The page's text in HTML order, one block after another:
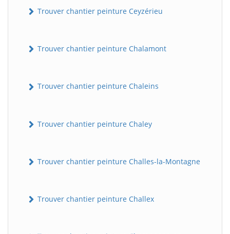
Trouver chantier peinture Ceyzérieu
Trouver chantier peinture Chalamont
Trouver chantier peinture Chaleins
Trouver chantier peinture Chaley
Trouver chantier peinture Challes-la-Montagne
Trouver chantier peinture Challex